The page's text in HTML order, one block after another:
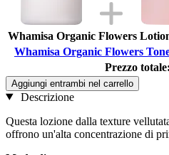
Whamisa Organic Flowers
Whamisa Organic Flowers
Prezzo totale:
Aggiungi entrambi nel carrello
Descrizione
Questa lozione dalla texture
offrono un'alta concentrazione di